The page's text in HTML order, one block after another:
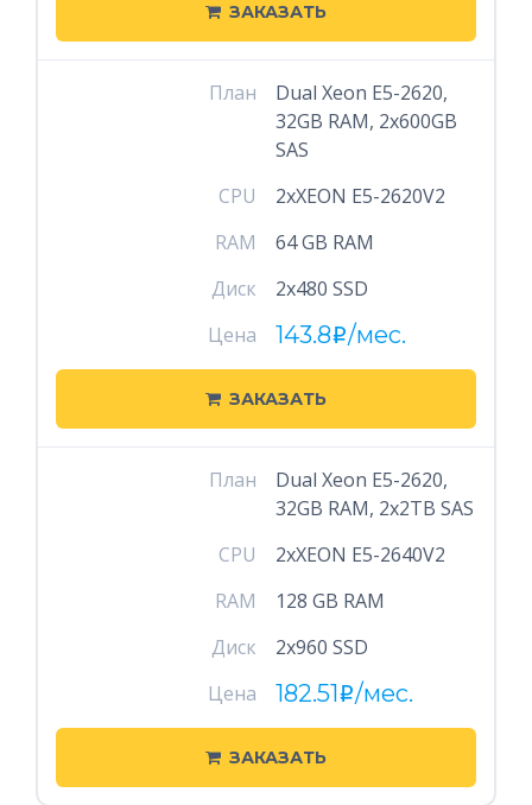
ЗАКАЗАТЬ
План
Dual Xeon E5-2620,
32GB RAM, 2x600GB
SAS
CPU
2xXEON E5-2620V2
RAM
64 GB RAM
Диск
2x480 SSD
Цена
143.8i/мес.
ЗАКАЗАТЬ
План
Dual Xeon E5-2620,
32GB RAM, 2x2TB SAS
CPU
2xXEON E5-2640V2
RAM
128 GB RAM
Диск
2x960 SSD
Цена
182.51i/мес.
ЗАКАЗАТЬ